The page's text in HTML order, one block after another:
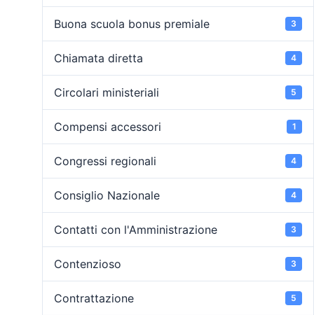
Buona scuola bonus premiale 3
Chiamata diretta 4
Circolari ministeriali 5
Compensi accessori 1
Congressi regionali 4
Consiglio Nazionale 4
Contatti con l'Amministrazione 3
Contenzioso 3
Contrattazione 5